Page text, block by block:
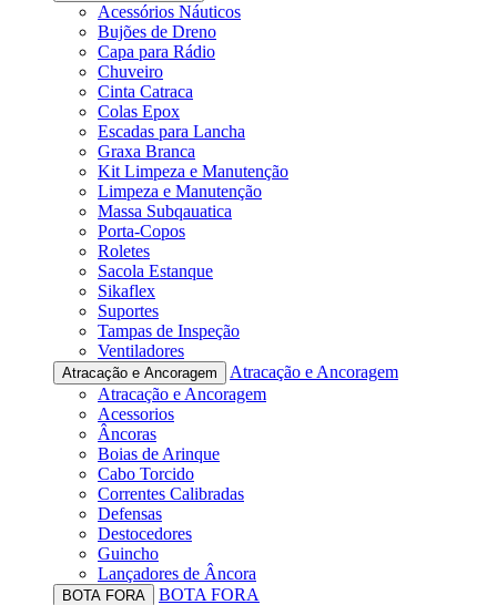
Acessórios Náuticos
Bujões de Dreno
Capa para Rádio
Chuveiro
Cinta Catraca
Colas Epox
Escadas para Lancha
Graxa Branca
Kit Limpeza e Manutenção
Limpeza e Manutenção
Massa Subqauatica
Porta-Copos
Roletes
Sacola Estanque
Sikaflex
Suportes
Tampas de Inspeção
Ventiladores
Atracação e Ancoragem
Atracação e Ancoragem
Atracação e Ancoragem
Acessorios
Âncoras
Boias de Arinque
Cabo Torcido
Correntes Calibradas
Defensas
Destocedores
Guincho
Lançadores de Âncora
BOTA FORA
BOTA FORA